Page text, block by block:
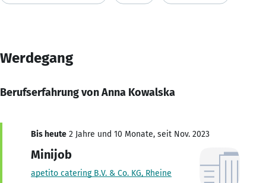
Werdegang
Berufserfahrung von Anna Kowalska
Bis heute 2 Jahre und 10 Monate, seit Nov. 2023
Minijob
apetito catering B.V. & Co. KG, Rheine